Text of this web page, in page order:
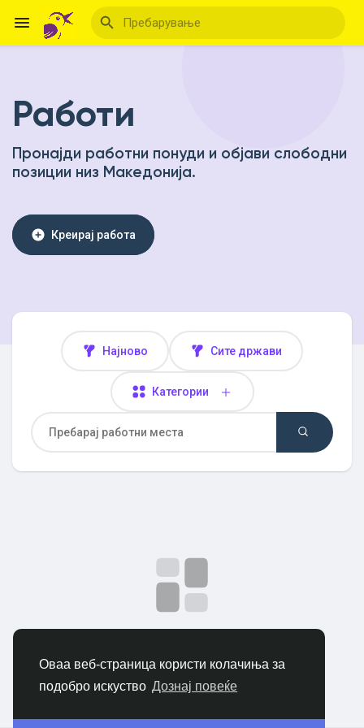
Оваа веб-страница користи колачиња за
подобро искуство Дознај повеќе
Reels
Откриј Настани
Мои настани
Откриј Блогови
Популарни објави
Работи
Пронајди работни понуди и објави слободни
позиции низ Македонија.
Креирај работа
Најново Сите држави
Категории